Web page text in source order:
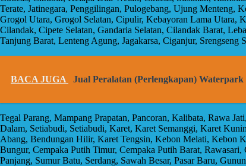
Terate, Jatinegara, Penggilingan, Pulogebang, Ujung Menteng,
Grogol Utara, Grogol Selatan, Cipulir, Kebayoran Lama Utara,
Cilandak, Cipete Selatan, Gandaria Selatan, Cilandak Barat,
Tanjung Barat, Lenteng Agung, Jagakarsa, Ciganjur,
BACA JUGA Jual Peralatan (Perlengkapan)
Tegal Parang, Mampang Prapatan, Pancoran, Kalibata, Rawa
Dalam, Setiabudi, Setiabudi, Karet, Karet Semanggi, Karet
Abang, Bendungan Hilir, Karet Tengsin, Kebon Melati, Kebon
Bungur, Cempaka Putih Timur, Cempaka Putih Barat,
Panjang, Sumur Batu, Serdang, Sawah Besar, Pasar Baru,